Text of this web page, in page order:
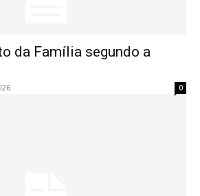
da Família segundo a
0